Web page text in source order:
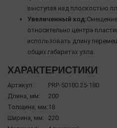
выступая над плоскостью
Увеличенный ход:
относительно центра
использовать длину
общих габаритах узла.
ХАРАКТЕРИСТИКИ
Артикул:
PRP-50180.25-180
Длина, мм:
200
Толщина, мм:18
Ширина, мм:
220